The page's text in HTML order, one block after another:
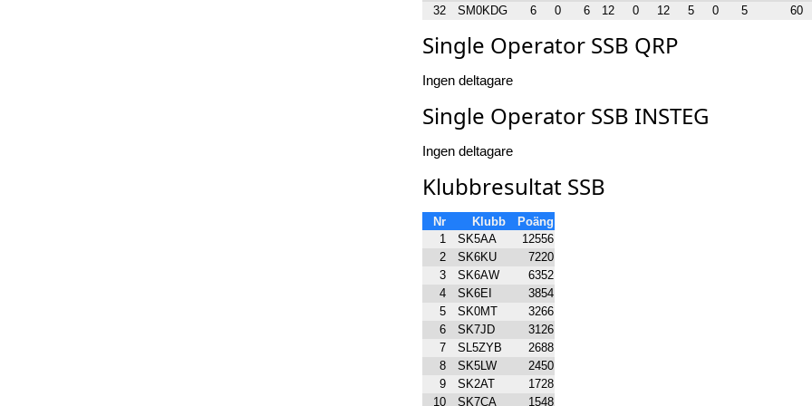
32
SM0KDG 6 0 6 12 0 12 5 0 5 60
Single Operator SSB QRP
Ingen deltagare
Single Operator SSB INSTEG
Ingen deltagare
Klubbresultat SSB
Nr Klubb
Poäng
1
SK5AA
12556
2
SK6KU
7220
3
SK6AW
6352
4
SK6EI
3854
5
SK0MT
3266
6
SK7JD
3126
7
SL5ZYB
2688
8
SK5LW
2450
9
SK2AT
1728
10
SK7CA 1548